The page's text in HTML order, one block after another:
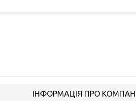
ІНФОРМАЦІЯ ПРО